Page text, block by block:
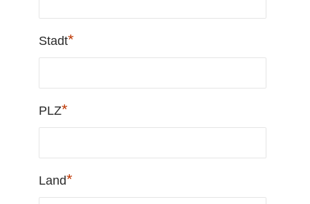
Stadt*
PLZ*
Land*